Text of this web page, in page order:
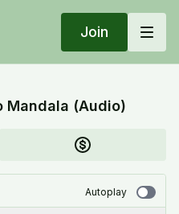
Join
Mandala (Audio)
Autoplay